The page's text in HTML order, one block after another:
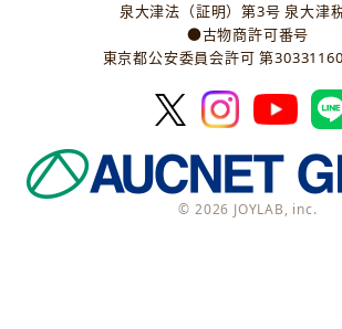
泉大津法（証明）第3号 泉大津
●古物商許可番号
東京都公安委員会許可 第
© 2026 JOYLAB, inc.